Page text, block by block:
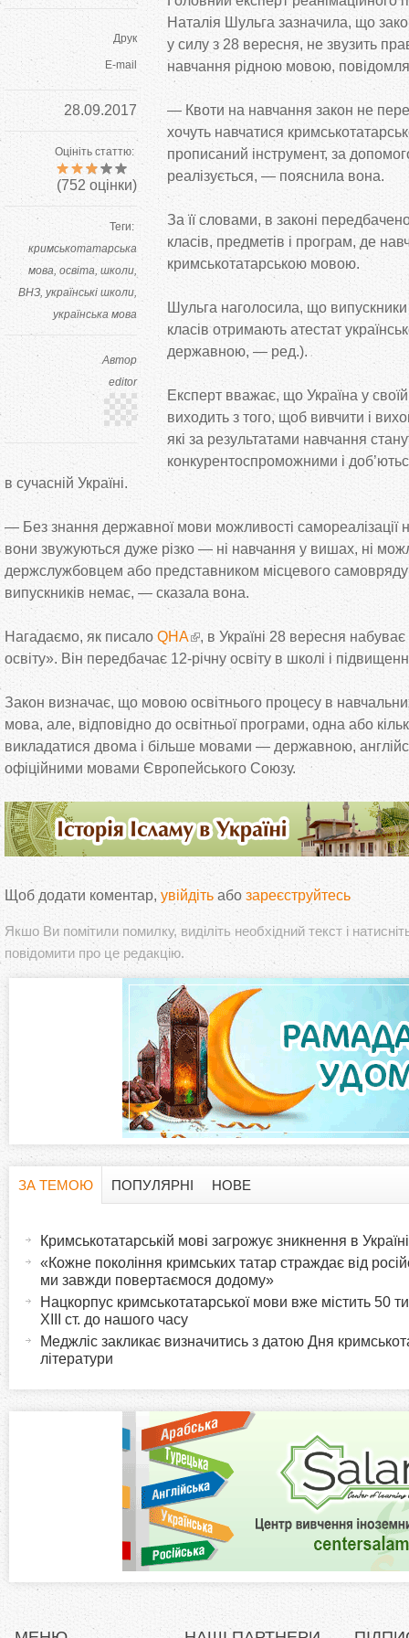
Друк
E-mail
28.09.2017
Оцініть статтю:
(752 оцінки)
Теги:
кримськотатарська
мова освіта школи
ВНЗ українські школи
українська мова
Автор
editor
Наталія Шульга зазначила, що
у силу з 28 вересня, не звузить
навчання рідною мовою,
— Квоти на навчання закон не
хочуть навчатися
прописаний інструмент, за
реалізується, — пояснила вона.
За її словами, в законі
класів, предметів і програм, де
кримськотатарською мовою.
Шульга наголосила, що випускники
класів отримають атестат
державною, — ред.).
Експерт вважає, що Україна у своїй
виходить з того, щоб вивчити і
які за результатами навчання
конкурентоспроможними і
в сучасній Україні.
— Без знання державної мови можливості самореалізації
вони звужуються дуже різко — ні навчання у вишах, ні
держслужбовцем або представником місцевого
випускників немає, — сказала вона.
Нагадаємо, як писало QHA
, в Україні 28 вересня
освіту». Він передбачає 12-річну освіту в школі і
Закон визначає, що мовою освітнього процесу в
мова, але, відповідно до освітньої програми, одна або
викладатися двома і більше мовами — державною,
офіційними мовами Європейського Союзу.
Щоб додати коментар, увійдіть або зареєструйтесь
Якшо Ви помітили помилку, виділіть необхідний текст і
повідомити про це редакцію.
z
ЗА ТЕМОЮ
в
к
ПОПУЛЯРНІ НОВЕ
Кримськотатарській мові загрожує зникнення в Україні
«Кожне покоління кримських татар страждає від
ми завжди повертаємося додому»
Нацкорпус кримськотатарської мови вже містить 50
XIII ст. до нашого часу
Меджліс закликає визначитись з датою Дня
літератури